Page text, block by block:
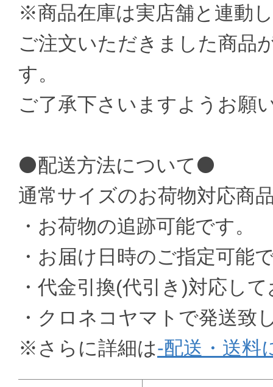
※商品在庫は実店舗と連動
ご注文いただきました商品
す。
ご了承下さいますようお願
⚫配送方法について⚫
通常サイズのお荷物対応商
・お荷物の追跡可能です。
・お届け日時のご指定可能
・代金引換(代引き)対応し
・クロネコヤマトで発送致
※さらに詳細は-配送・送料